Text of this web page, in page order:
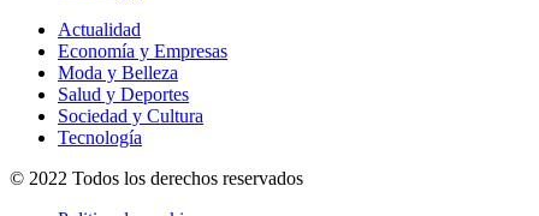
Actualidad
Economía y Empresas
Moda y Belleza
Salud y Deportes
Sociedad y Cultura
Tecnología
© 2022 Todos los derechos reservados